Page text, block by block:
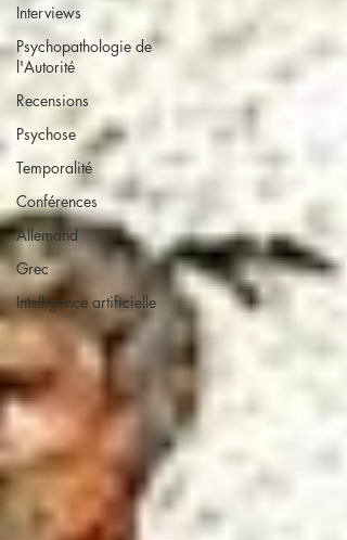
Interviews
Psychopathologie de
l'Autorité
Recensions
Psychose
Temporalité
Conférences
Allemand
Grec
Intelligence artificielle